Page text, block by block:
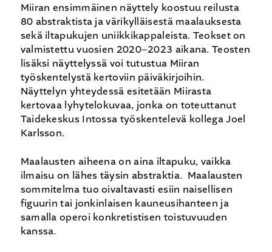
Miiran ensimmäinen näyttely koostuu reilusta
80 abstraktista ja värikylläisestä maalauksesta
sekä iltapukujen uniikkikappaleista. Teokset on
valmistettu vuosien 2020–2023 aikana. Teosten
lisäksi näyttelyssä voi tutustua Miiran
työskentelystä kertoviin päiväkirjoihin.
Näyttelyn yhteydessä esitetään Miirasta
kertovaa lyhytelokuvaa, jonka on toteuttanut
Taidekeskus Intossa työskentelevä kollega Joel
Karlsson.
Maalausten aiheena on aina iltapuku, vaikka
ilmaisu on lähes täysin abstraktia. Maalausten
sommitelma tuo oivaltavasti esiin naisellisen
figuurin tai jonkinlaisen kauneusihanteen ja
samalla operoi konkretistisen toistuvuuden
kanssa.